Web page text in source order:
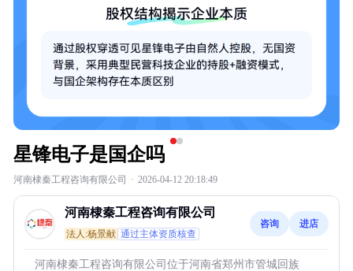
星锋电子是国企吗
河南棣秦工程咨询有限公司 · 2026-04-12 20:18:49
河南棣秦工程咨询有限公司
法人:杨景献 通过主体资质核查
咨询 进店
河南棣秦工程咨询有限公司位于河南省郑州市管城回族